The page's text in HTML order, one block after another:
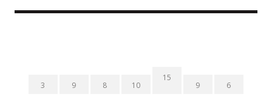
3
9
8
10
15
9
6